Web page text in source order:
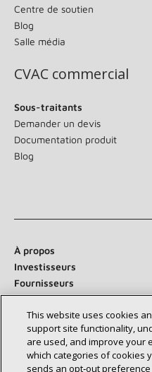
Centre de soutien
Blog
Salle média
CVAC commercial
Sous-traitants
Demander un devis
Documentation produit
Blog
À propos
Investisseurs
Fournisseurs
Salle de presse
Communiquez avec nous :
This website uses cookies
support site functionality,
are used, and improve your
which categories of cookies
sends an opt‑out